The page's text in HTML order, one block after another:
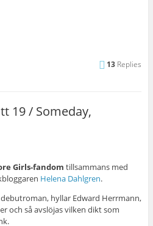
13 Replies
19 / Someday,
Girls-fandom tillsammans med
Helena Dahlgren.
hyllar Edward Herrmann,
och så avslöjas vilken dikt som